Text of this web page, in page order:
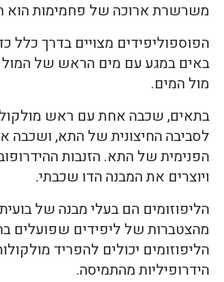
משרשרת ארוכה של פחמימות הוא
הפוספוליפידים מצויים בדרך כלל
באים במגע עם מים הראש של
מול המים.
בתאים, שכבה אחת עם ראש
לסביבה החיצונית של התא, ושכבה
הפנימית של התא. הזנבות
ויוצרים את המבנה הדו שכבתי.
הליפוזומים הם בעלי מבנה של
מהצטברות של ליפידים שפועלים
הליפוזומים יכולים להפריד
הידרופיליות מהתמיסה.